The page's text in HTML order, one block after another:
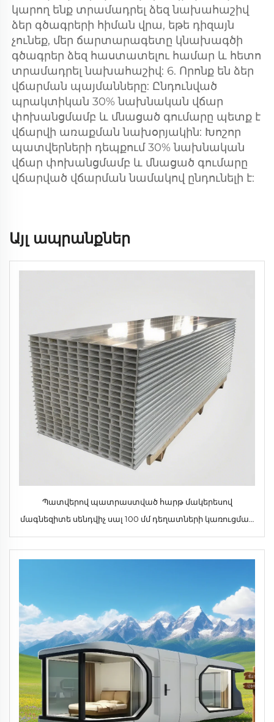
կարող ենք տրամադրել ձեզ նախահաշիվ
ձեր գծագրերի հիման վրա, եթե դիզայն
չունեք, մեր ճարտարագետը կնախագծի
գծագրեր ձեզ հաստատելու համար և հետո
տրամադրել նախահաշիվ: 6. Որոնք են ձեր
վճարման պայմանները: Ընդունված
պրակտիկան 30% նախնական վճար
փոխանցմամբ և մնացած գումարը պետք է
վճարվի առաքման նախօրյակին: Խոշոր
պատվերների դեպքում 30% նախնական
վճար փոխանցմամբ և մնացած գումարը
վճարված վճարման նամակով ընդունելի է:
Այլ ապրանքներ
Պատվերով պատրաստված հարթ մակերեսով
մագնեզիտե սենդվիչ սալ 100 մմ դեղատների կառուցման
համար